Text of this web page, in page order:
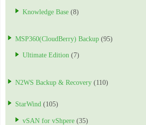
Knowledge Base (8)
MSP360(CloudBerry) Backup (95)
Ultimate Edition (7)
N2WS Backup & Recovery (110)
StarWind (105)
vSAN for vShpere (35)